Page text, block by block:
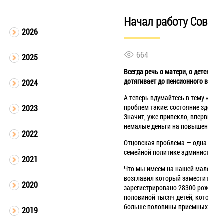
2026
2025
2024
2023
2022
2021
2020
2019
Начал работу
664
Всегда речь о матери, о
дотягивает до пенсионного
А теперь вдумайтесь в
проблем такие: состояние
Значит, уже припекло,
немалые деньги на
Отцовская проблема —
семейной политике
Что мы имеем на нашей
возглавил который
зарегистрировано 28300
половиной тысяч детей,
больше половины